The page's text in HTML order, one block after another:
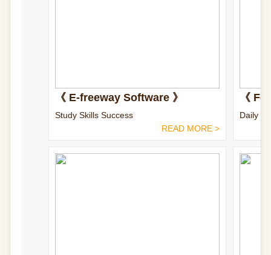
《 E-freeway Software 》
Study Skills Success
READ MORE >
《
Daily